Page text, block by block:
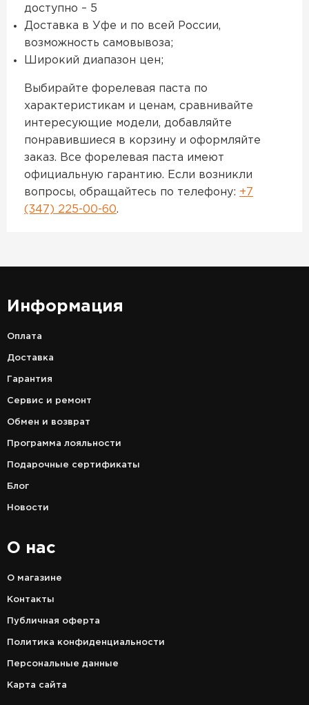
доступно – 5
Доставка в Уфе и по всей России,
возможность самовывоза;
Широкий диапазон цен;
Выбирайте форелевая паста по
характеристикам и ценам, сравнивайте
интересующие модели, добавляйте
понравившиеся в корзину и оформляйте
заказ. Все форелевая паста имеют
официальную гарантию. Если возникли
вопросы, обращайтесь по телефону: +7
(347) 225-00-60.
Информация
Оплата
Доставка
Гарантия
Сервис и ремонт
Обмен и возврат
Программа лояльности
Подарочные сертификаты
Блог
Новости
О нас
О магазине
Контакты
Публичная оферта
Политика конфиденциальности
Персональные данные
Карта сайта